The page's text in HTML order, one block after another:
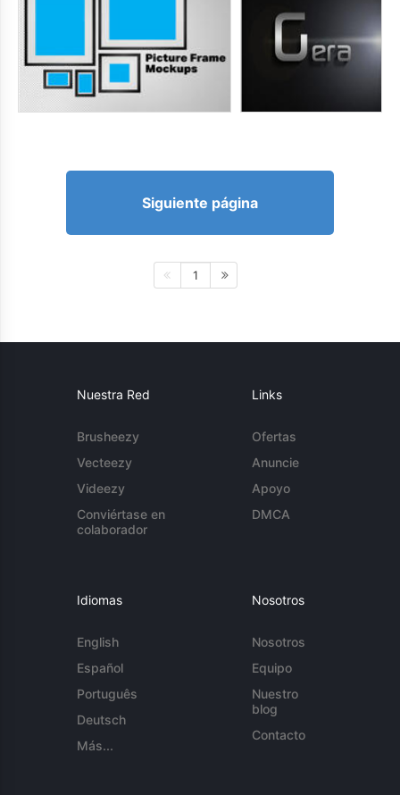
Siguiente página
1
Nuestra Red
Brusheezy
Vecteezy
Videezy
Conviértase en
colaborador
Links
Ofertas
Anuncie
Apoyo
DMCA
Idiomas
English
Español
Português
Deutsch
Más...
Nosotros
Nosotros
Equipo
Nuestro
blog
Contacto